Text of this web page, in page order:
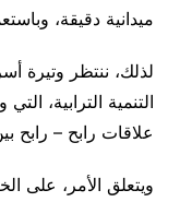
ميدانية دقيقة،
لذلك، ننتظر وتيرة
التنمية الترابية،
علاقات رابح – رابح
ويتعلق الأمر، على